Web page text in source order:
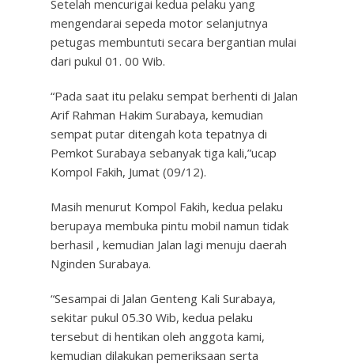
Setelah mencurigai kedua pelaku yang
mengendarai sepeda motor selanjutnya
petugas membuntuti secara bergantian mulai
dari pukul 01. 00 Wib.
“Pada saat itu pelaku sempat berhenti di Jalan
Arif Rahman Hakim Surabaya, kemudian
sempat putar ditengah kota tepatnya di
Pemkot Surabaya sebanyak tiga kali,”ucap
Kompol Fakih, Jumat (09/12).
Masih menurut Kompol Fakih, kedua pelaku
berupaya membuka pintu mobil namun tidak
berhasil , kemudian Jalan lagi menuju daerah
Nginden Surabaya.
“Sesampai di Jalan Genteng Kali Surabaya,
sekitar pukul 05.30 Wib, kedua pelaku
tersebut di hentikan oleh anggota kami,
kemudian dilakukan pemeriksaan serta